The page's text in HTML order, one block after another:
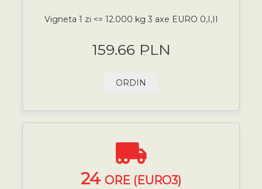
Vigneta 1 zi <= 12.000 kg 3 axe EURO 0,I,II
159.66 PLN
ORDIN
24 ORE (EURO3)